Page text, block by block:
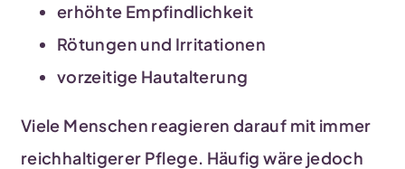
erhöhte Empfindlichkeit
Rötungen und Irritationen
vorzeitige Hautalterung
Viele Menschen reagieren darauf mit immer
reichhaltigerer Pflege. Häufig wäre jedoch